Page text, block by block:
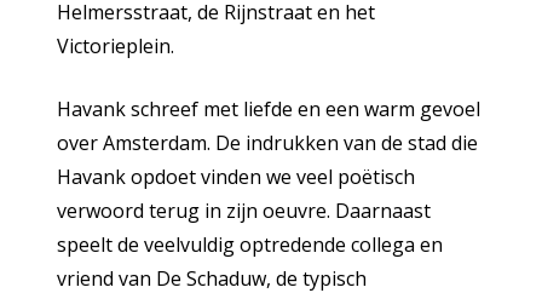
Helmersstraat, de Rijnstraat en het
Victorieplein.
Havank schreef met liefde en een warm gevoel
over Amsterdam. De indrukken van de stad die
Havank opdoet vinden we veel poëtisch
verwoord terug in zijn oeuvre. Daarnaast
speelt de veelvuldig optredende collega en
vriend van De Schaduw, de typisch